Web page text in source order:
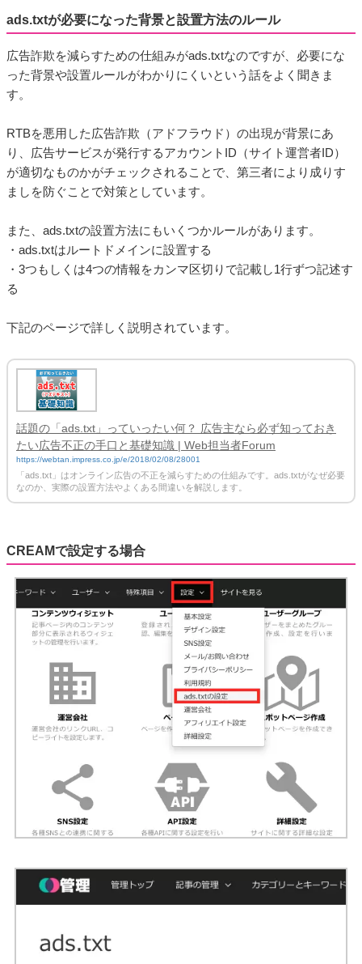
ads.txtが必要になった背景と設置方法のルール
広告詐欺を減らすための仕組みがads.txtなのですが、必要にな
った背景や設置ルールがわかりにくいという話をよく聞きま
す。
RTBを悪用した広告詐欺（アドフラウド）の出現が背景にあ
り、広告サービスが発行するアカウントID（サイト運営者ID）
が適切なものかがチェックされることで、第三者により成りす
ましを防ぐことで対策としています。
また、ads.txtの設置方法にもいくつかルールがあります。
・ads.txtはルートドメインに設置する
・3つもしくは4つの情報をカンマ区切りで記載し1行ずつ記述す
る
下記のページで詳しく説明されています。
話題の「ads.txt」っていったい何？ 広告主なら必ず知っておき
たい広告不正の手口と基礎知識 | Web担当者Forum
https://webtan.impress.co.jp/e/2018/02/08/28001
「ads.txt」はオンライン広告の不正を減らすための仕組みです。ads.txtがなぜ必要
なのか、実際の設置方法やよくある間違いを解説します。
CREAMで設定する場合